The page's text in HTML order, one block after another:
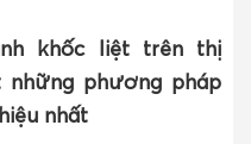
khốc liệt trên thị
phương pháp
nhất